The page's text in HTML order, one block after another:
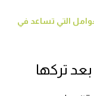
وأهم العوامل التي تساعد في
تركها